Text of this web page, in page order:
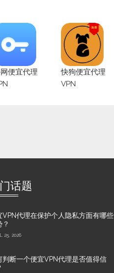
便宜代理
快狗便宜代理
VPN
话题
VPN代理在保护个人隐私方面有哪些
？
25, 2026
判断一个便宜VPN代理是否值得信